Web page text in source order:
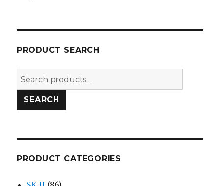
PRODUCT SEARCH
Search
for:
SEARCH
PRODUCT CATEGORIES